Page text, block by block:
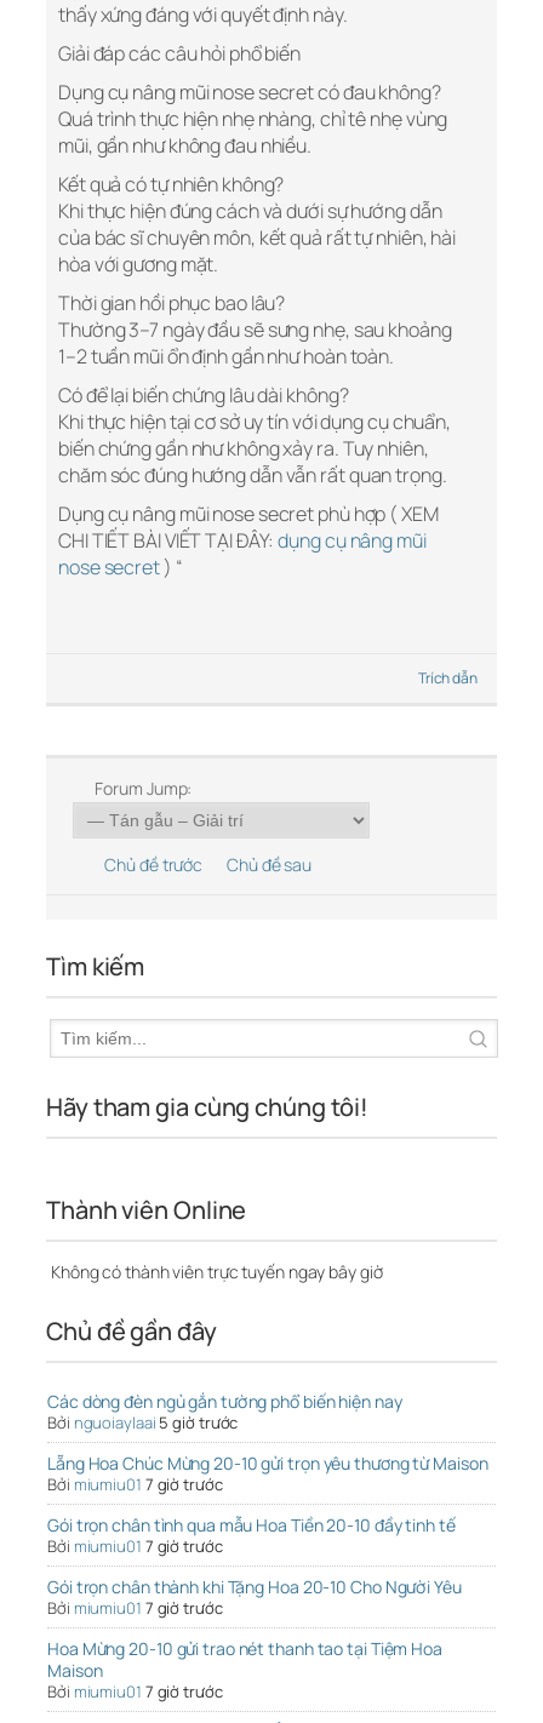
thấy xứng đáng với quyết định này.
Giải đáp các câu hỏi phổ biến
Dụng cụ nâng mũi nose secret có đau không?
Quá trình thực hiện nhẹ nhàng, chỉ tê nhẹ vùng
mũi, gần như không đau nhiều.
Kết quả có tự nhiên không?
Khi thực hiện đúng cách và dưới sự hướng dẫn
của bác sĩ chuyên môn, kết quả rất tự nhiên, hài
hòa với gương mặt.
Thời gian hồi phục bao lâu?
Thường 3–7 ngày đầu sẽ sưng nhẹ, sau khoảng
1–2 tuần mũi ổn định gần như hoàn toàn.
Có để lại biến chứng lâu dài không?
Khi thực hiện tại cơ sở uy tín với dụng cụ chuẩn,
biến chứng gần như không xảy ra. Tuy nhiên,
chăm sóc đúng hướng dẫn vẫn rất quan trọng.
Dụng cụ nâng mũi nose secret phù hợp ( XEM
CHI TIẾT BÀI VIẾT TẠI ĐÂY:dụng cụ nâng mũi
nose secret) “
Trích dẫn
Forum Jump:
Chủ đề trước Chủ đề sau
Tìm kiếm
Hãy tham gia cùng chúng tôi!
Thành viên Online
Không có thành viên trực tuyến ngay bây giờ
Chủ đề gần đây
Các dòng đèn ngủ gắn tường phổ biến hiện nay
Bởi nguoiaylaai 5 giờ trước
Lẵng Hoa Chúc Mừng 20-10 gửi trọn yêu thương từ Maison
Bởi miumiu01 7 giờ trước
Gói trọn chân tình qua mẫu Hoa Tiền 20-10 đầy tinh tế
Bởi miumiu01 7 giờ trước
Gói trọn chân thành khi Tặng Hoa 20-10 Cho Người Yêu
Bởi miumiu01 7 giờ trước
Hoa Mừng 20-10 gửi trao nét thanh tao tại Tiệm Hoa
Maison
Bởi miumiu01 7 giờ trước